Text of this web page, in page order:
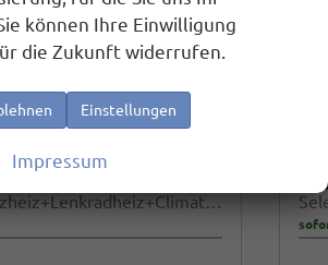
Selection 95PS GV4+Sitzheiz+Lenkradheiz+Climatronic+Sunset+AppConnect+PDC
können Ihre Einwilligung
die Zukunft widerrufen.
Einstellungen
Impressum